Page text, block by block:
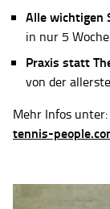
Alle wichtigen
in nur 5
Praxis statt
von der
Mehr Infos unter:
tennis-